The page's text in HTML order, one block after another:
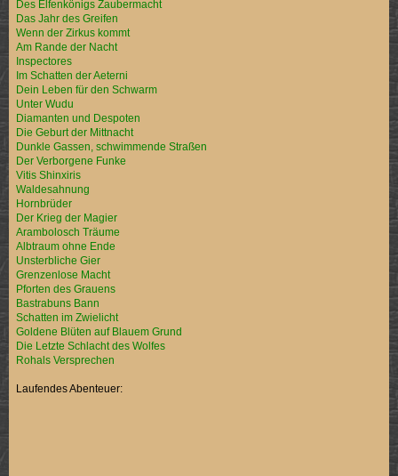
Des Elfenkönigs Zaubermacht
Das Jahr des Greifen
Wenn der Zirkus kommt
Am Rande der Nacht
Inspectores
Im Schatten der Aeterni
Dein Leben für den Schwarm
Unter Wudu
Diamanten und Despoten
Die Geburt der Mittnacht
Dunkle Gassen, schwimmende Straßen
Der Verborgene Funke
Vitis Shinxiris
Waldesahnung
Hornbrüder
Der Krieg der Magier
Arambolosch Träume
Albtraum ohne Ende
Unsterbliche Gier
Grenzenlose Macht
Pforten des Grauens
Bastrabuns Bann
Schatten im Zwielicht
Goldene Blüten auf Blauem Grund
Die Letzte Schlacht des Wolfes
Rohals Versprechen
Laufendes Abenteuer: